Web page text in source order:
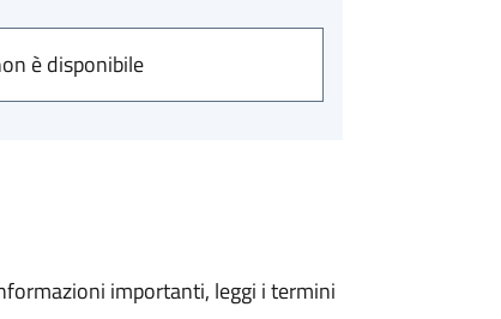
è disponibile
importanti, leggi i termini